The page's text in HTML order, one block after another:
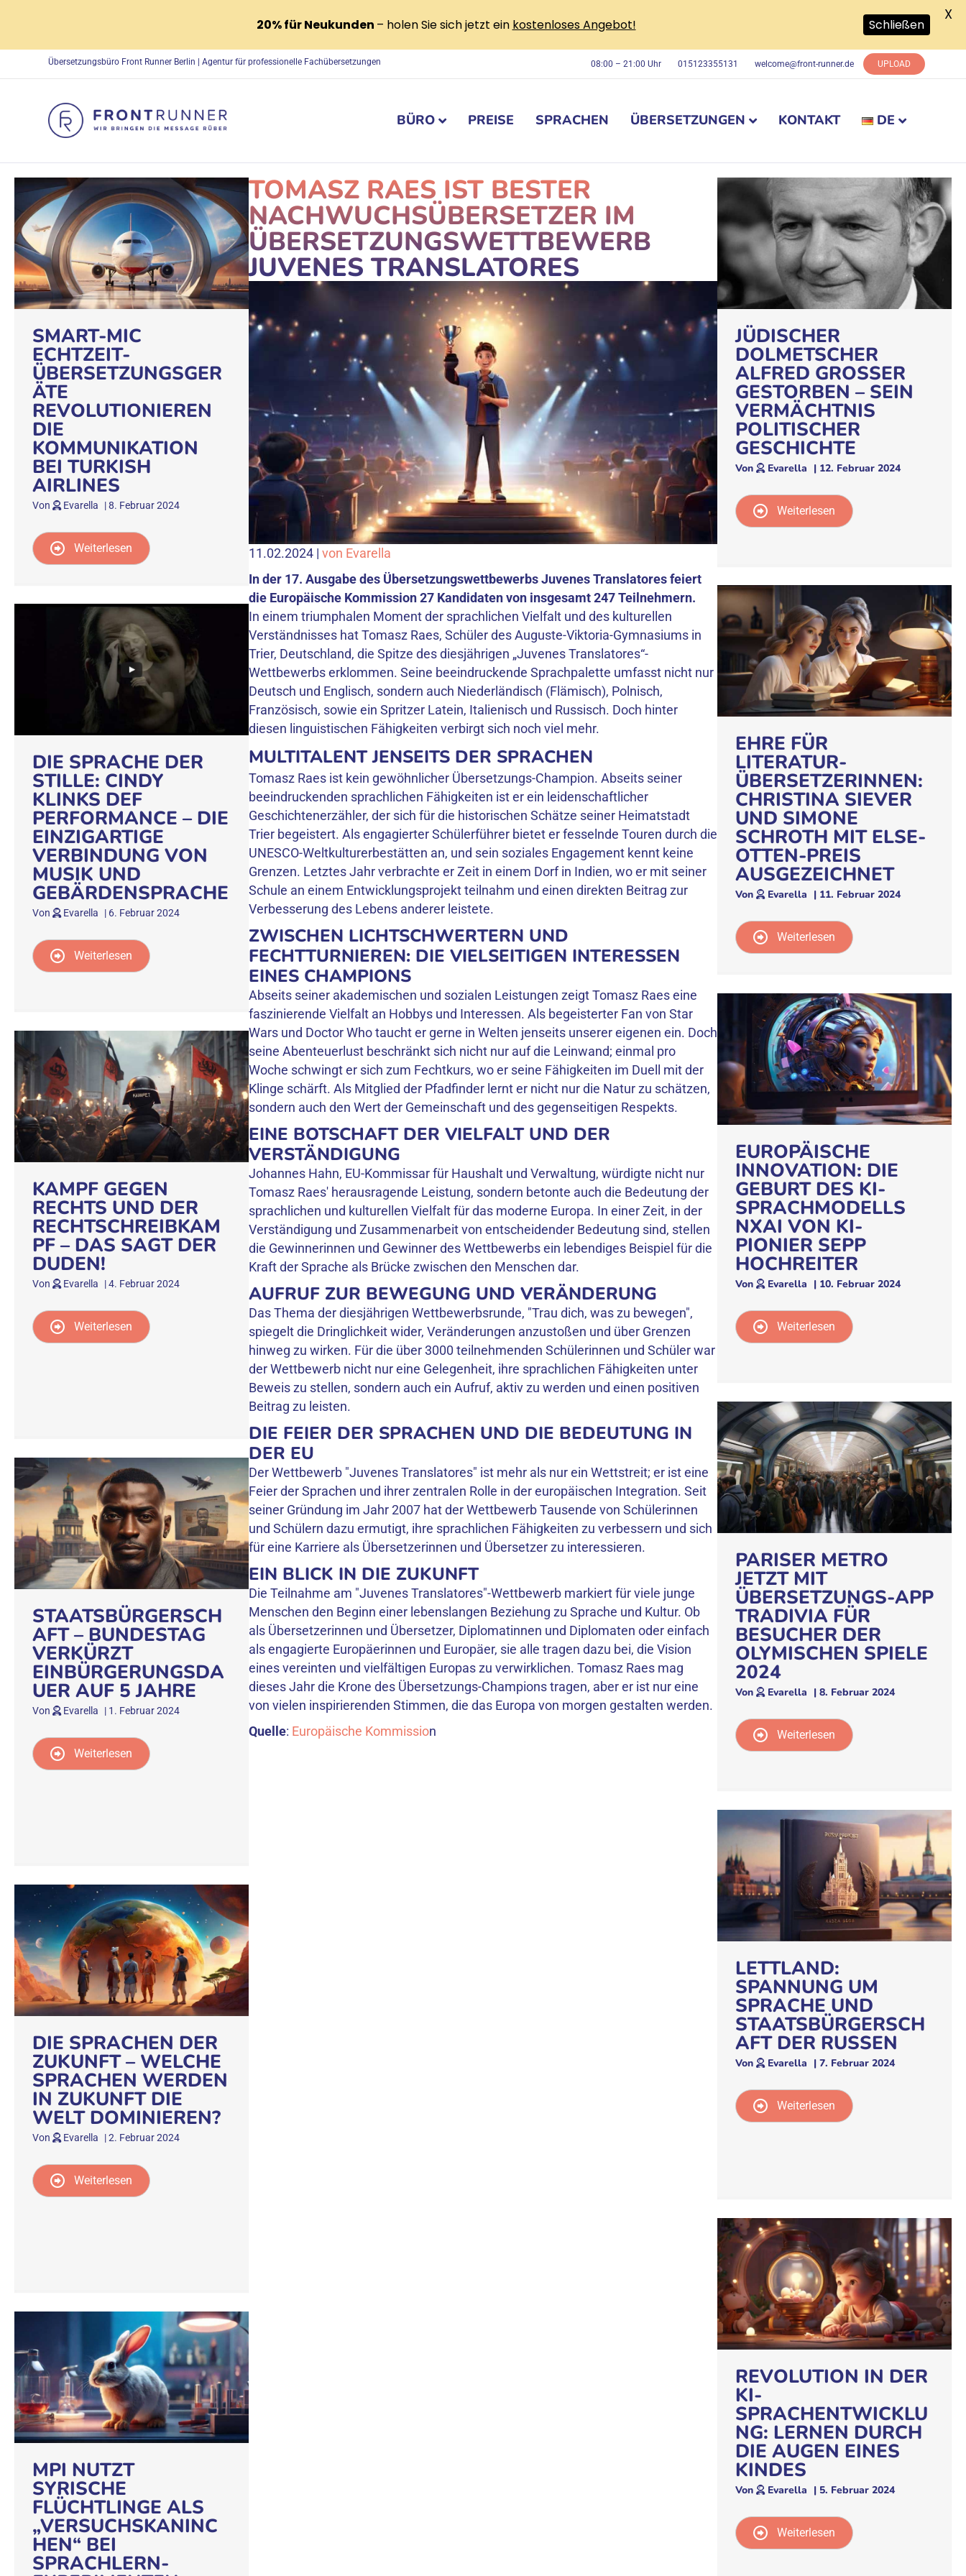
Übersetzungsbüro Front Runner Berlin | Agentur für professionelle Fachübersetzungen 08:00 – 21:00 Uhr 015123355131 welcome@front-runner.de UPLOAD
BÜRO PREISE SPRACHEN ÜBERSETZUNGEN KONTAKT DE
SMART-MIC
ECHTZEIT-
ÜBERSETZUNGSGER
ÄTE
REVOLUTIONIEREN
DIE
KOMMUNIKATION
BEI TURKISH
AIRLINES
Von Evarella |8. Februar 2024
Weiterlesen
DIE SPRACHE DER
STILLE: CINDY
KLINKS DEF
PERFORMANCE – DIE
EINZIGARTIGE
VERBINDUNG VON
MUSIK UND
GEBÄRDENSPRACHE
Von Evarella | 6. Februar 2024
Weiterlesen
KAMPF GEGEN
RECHTS UND DER
RECHTSCHREIBKAM
PF – DAS SAGT DER
DUDEN!
Von Evarella |4. Februar 2024
Weiterlesen
STAATSBÜRGERSCH
AFT – BUNDESTAG
VERKÜRZT
EINBÜRGERUNGSDA
UER AUF 5 JAHRE
Von Evarella | 1. Februar 2024
Weiterlesen
DIE SPRACHEN DER
ZUKUNFT – WELCHE
SPRACHEN WERDEN
IN ZUKUNFT DIE
WELT DOMINIEREN?
Von Evarella |2. Februar 2024
Weiterlesen
MPI NUTZT
SYRISCHE
FLÜCHTLINGE ALS
„VERSUCHSKANINC
HEN“ BEI
SPRACHLERN-
TOMASZ RAES IST BESTER
NACHWUCHSÜBERSETZER IM
ÜBERSETZUNGSWETTBEWERB
JUVENES TRANSLATORES
11.02.2024 | von Evarella
In der 17. Ausgabe des Übersetzungswettbewerbs Juvenes Translatores feiert
die Europäische Kommission 27 Kandidaten von insgesamt 247 Teilnehmern.
In einem triumphalen Moment der sprachlichen Vielfalt und des kulturellen
Verständnisses hat Tomasz Raes, Schüler des Auguste-Viktoria-Gymnasiums in
Trier, Deutschland, die Spitze des diesjährigen „Juvenes Translatores“-
Wettbewerbs erklommen. Seine beeindruckende Sprachpalette umfasst nicht nur
Deutsch und Englisch, sondern auch Niederländisch (Flämisch), Polnisch,
Französisch, sowie ein Spritzer Latein, Italienisch und Russisch. Doch hinter
diesen linguistischen Fähigkeiten verbirgt sich noch viel mehr.
MULTITALENT JENSEITS DER SPRACHEN
Tomasz Raes ist kein gewöhnlicher Übersetzungs-Champion. Abseits seiner
beeindruckenden sprachlichen Fähigkeiten ist er ein leidenschaftlicher
Geschichtenerzähler, der sich für die historischen Schätze seiner Heimatstadt
Trier begeistert. Als engagierter Schülerführer bietet er fesselnde Touren durch die
UNESCO-Weltkulturerbestätten an, und sein soziales Engagement kennt keine
Grenzen. Letztes Jahr verbrachte er Zeit in einem Dorf in Indien, wo er mit seiner
Schule an einem Entwicklungsprojekt teilnahm und einen direkten Beitrag zur
Verbesserung des Lebens anderer leistete.
ZWISCHEN LICHTSCHWERTERN UND
FECHTTURNIEREN: DIE VIELSEITIGEN INTERESSEN
EINES CHAMPIONS
Abseits seiner akademischen und sozialen Leistungen zeigt Tomasz Raes eine
faszinierende Vielfalt an Hobbys und Interessen. Als begeisterter Fan von Star
Wars und Doctor Who taucht er gerne in Welten jenseits unserer eigenen ein. Doch
seine Abenteuerlust beschränkt sich nicht nur auf die Leinwand; einmal pro
Woche schwingt er sich zum Fechtkurs, wo er seine Fähigkeiten im Duell mit der
Klinge schärft. Als Mitglied der Pfadfinder lernt er nicht nur die Natur zu schätzen,
sondern auch den Wert der Gemeinschaft und des gegenseitigen Respekts.
EINE BOTSCHAFT DER VIELFALT UND DER
VERSTÄNDIGUNG
Johannes Hahn, EU-Kommissar für Haushalt und Verwaltung, würdigte nicht nur
Tomasz Raes' herausragende Leistung, sondern betonte auch die Bedeutung der
sprachlichen und kulturellen Vielfalt für das moderne Europa. In einer Zeit, in der
Verständigung und Zusammenarbeit von entscheidender Bedeutung sind, stellen
die Gewinnerinnen und Gewinner des Wettbewerbs ein lebendiges Beispiel für die
Kraft der Sprache als Brücke zwischen den Menschen dar.
AUFRUF ZUR BEWEGUNG UND VERÄNDERUNG
Das Thema der diesjährigen Wettbewerbsrunde, "Trau dich, was zu bewegen",
spiegelt die Dringlichkeit wider, Veränderungen anzustoßen und über Grenzen
hinweg zu wirken. Für die über 3000 teilnehmenden Schülerinnen und Schüler war
der Wettbewerb nicht nur eine Gelegenheit, ihre sprachlichen Fähigkeiten unter
Beweis zu stellen, sondern auch ein Aufruf, aktiv zu werden und einen positiven
Beitrag zu leisten.
DIE FEIER DER SPRACHEN UND DIE BEDEUTUNG IN
DER EU
Der Wettbewerb "Juvenes Translatores" ist mehr als nur ein Wettstreit; er ist eine
Feier der Sprachen und ihrer zentralen Rolle in der europäischen Integration. Seit
seiner Gründung im Jahr 2007 hat der Wettbewerb Tausende von Schülerinnen
und Schülern dazu ermutigt, ihre sprachlichen Fähigkeiten zu verbessern und sich
für eine Karriere als Übersetzerinnen und Übersetzer zu interessieren.
EIN BLICK IN DIE ZUKUNFT
Die Teilnahme am "Juvenes Translatores"-Wettbewerb markiert für viele junge
Menschen den Beginn einer lebenslangen Beziehung zu Sprache und Kultur. Ob
als Übersetzerinnen und Übersetzer, Diplomatinnen und Diplomaten oder einfach
als engagierte Europäerinnen und Europäer, sie alle tragen dazu bei, die Vision
eines vereinten und vielfältigen Europas zu verwirklichen. Tomasz Raes mag
dieses Jahr die Krone des Übersetzungs-Champions tragen, aber er ist nur eine
von vielen inspirierenden Stimmen, die das Europa von morgen gestalten werden.
Quelle: Europäische Kommission
JÜDISCHER
DOLMETSCHER
ALFRED GROSSER
GESTORBEN – SEIN
VERMÄCHTNIS
POLITISCHER
GESCHICHTE
Von Evarella | 12. Februar 2024
Weiterlesen
EHRE FÜR
LITERATUR-
ÜBERSETZERINNEN:
CHRISTINA SIEVER
UND SIMONE
SCHROTH MIT ELSE-
OTTEN-PREIS
AUSGEZEICHNET
Von Evarella | 11. Februar 2024
Weiterlesen
EUROPÄISCHE
INNOVATION: DIE
GEBURT DES KI-
SPRACHMODELLS
NXAI VON KI-
PIONIER SEPP
HOCHREITER
Von Evarella | 10. Februar 2024
Weiterlesen
PARISER METRO
JETZT MIT
ÜBERSETZUNGS-APP
TRADIVIA FÜR
BESUCHER DER
OLYMISCHEN SPIELE
2024
Von Evarella | 8. Februar 2024
Weiterlesen
LETTLAND:
SPANNUNG UM
SPRACHE UND
STAATSBÜRGERSCH
AFT DER RUSSEN
Von Evarella | 7. Februar 2024
Weiterlesen
REVOLUTION IN DER
KI-
SPRACHENTWICKLU
NG: LERNEN DURCH
DIE AUGEN EINES
KINDES
Von Evarella | 5. Februar 2024
Weiterlesen
20% für Neukunden – holen Sie sich jetzt ein kostenloses Angebot! Schließen
X